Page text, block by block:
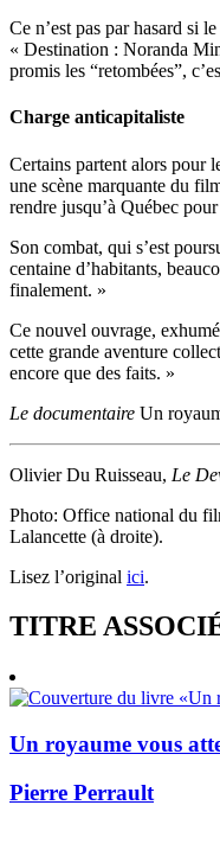
Ce n’est pas par hasard si
« Destination : Noranda
promis les “retombées”,
Charge anticapitaliste
Certains partent alors pour
une scène marquante du
rendre jusqu’à Québec
Son combat, qui s’est
centaine d’habitants,
finalement. »
Ce nouvel ouvrage,
cette grande aventure
encore que des faits. »
Le documentaire Un
Olivier Du Ruisseau, Le
Photo: Office national du
Lalancette (à droite).
Lisez l’original ici.
TITRE
Un royaume vous
Pierre Perrault